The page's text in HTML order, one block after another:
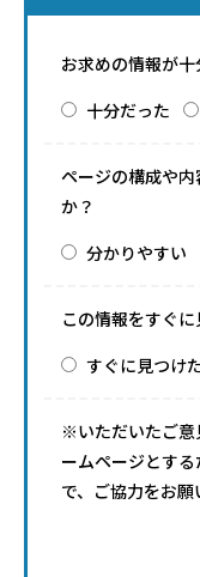
お求めの情報が
十分だった
ページの構成や
か？
分かりやすい
この情報をすぐ
すぐに見つけ
※いただいたご意
ームページとす
で、ご協力をお願